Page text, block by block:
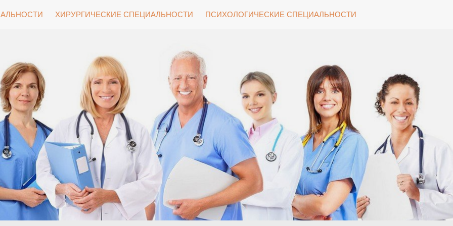
ХИРУРГИЧЕСКИЕ СПЕЦИАЛЬНОСТИ ПСИХОЛОГИЧЕСКИЕ СПЕЦИАЛЬНОСТИ